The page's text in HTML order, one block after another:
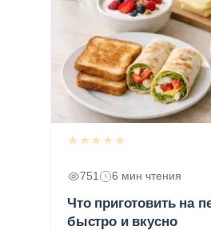
★★★★★
751 6 мин чтения
Что приготовить на
быстро и вкусно